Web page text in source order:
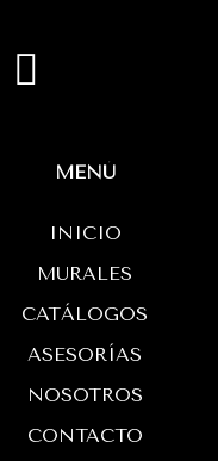
W
h
a
p
p
MENÚ
INICIO
MURALES
CATÁLOGOS
ASESORÍAS
NOSOTROS
CONTACTO